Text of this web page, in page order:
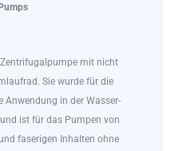
mit nicht
Sie wurde für die
Anwendung in der Wasser-
ist für das Pumpen von
faserigen Inhalten ohne